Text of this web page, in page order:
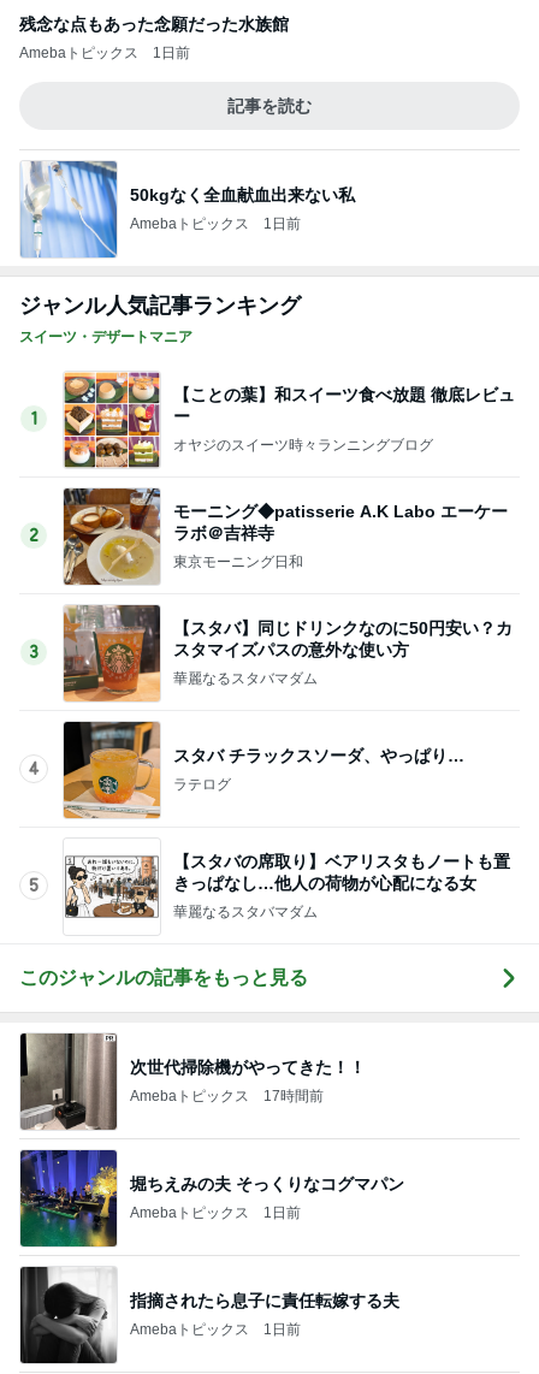
残念な点もあった念願だった水族館
Amebaトピックス 1日前
記事を読む
50kgなく全血献血出来ない私
Amebaトピックス 1日前
ジャンル人気記事ランキング
スイーツ・デザートマニア
1
【ことの葉】和スイーツ食べ放題 徹底レビュ
ー
オヤジのスイーツ時々ランニングブログ
2
モーニング◆patisserie A.K Labo エーケー
ラボ＠吉祥寺
東京モーニング日和
3
【スタバ】同じドリンクなのに50円安い？カ
スタマイズパスの意外な使い方
華麗なるスタバマダム
4
スタバ チラックスソーダ、やっぱり…
ラテログ
5
【スタバの席取り】ベアリスタもノートも置
きっぱなし…他人の荷物が心配になる女
華麗なるスタバマダム
このジャンルの記事をもっと見る
次世代掃除機がやってきた！！
Amebaトピックス 17時間前
堀ちえみの夫 そっくりなコグマパン
Amebaトピックス 1日前
指摘されたら息子に責任転嫁する夫
Amebaトピックス 1日前